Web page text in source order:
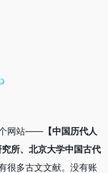
个网站—— 【中国历代人
所、北京大学中国古代
很多古文文献。没有账